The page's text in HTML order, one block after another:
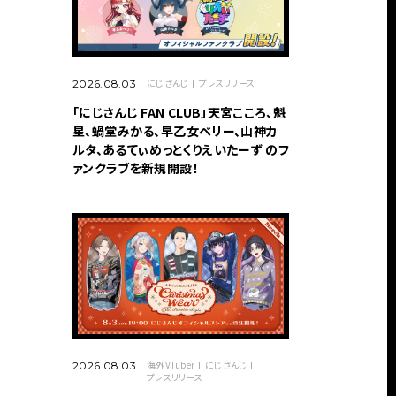
2026.08.03 にじさんじ プレスリリース
「にじさんじ FAN CLUB」天宮こころ、魁
星、蝸堂みかる、早乙女ベリー、山神カ
ルタ、あるてぃめっとくりえいたーず のフ
ァンクラブを新規開設！
2026.08.03 海外VTuber
にじさんじ
プレスリリース